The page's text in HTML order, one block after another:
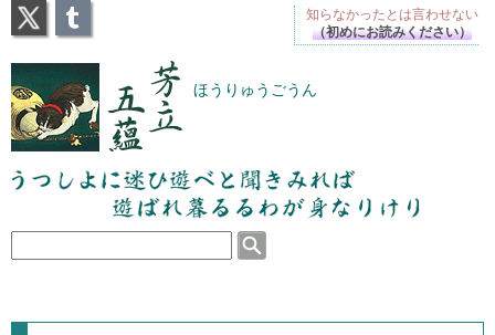
芳立五蘊 ほうりゅうごうん
うつしよに迷ひ遊べと聞きみれば遊ばれ暮るるわが
身なりけり
知らなかったとは言わせない
（初めにお読みください）
X Tumblr